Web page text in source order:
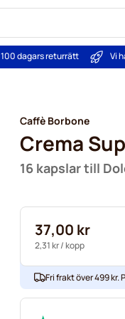
100 dagars returrätt Vi
Caffè Borbone
Crema
16 kapslar till
37,00 kr
2,31 kr/ kopp
Fri frakt över 499 kr.